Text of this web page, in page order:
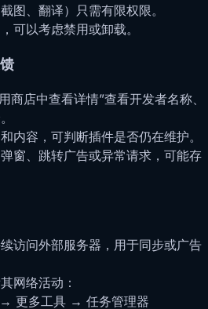
图、翻译）只需有限权限。
可以考虑禁用或卸载。
商店中查看详情”查看开发者名称、
内容，可判断插件是否仍在维护。
窗、跳转广告或异常请求，可能存
访问外部服务器，用于同步或广告
网络活动：
更多工具 → 任务管理器